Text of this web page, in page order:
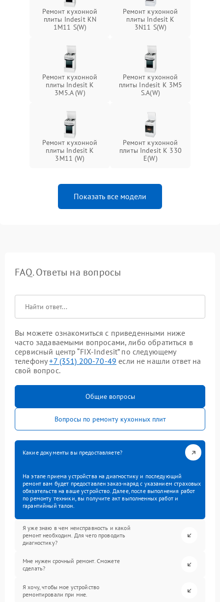
Ремонт кухонной
плиты Indesit KN
1M11 S(W)
Ремонт кухонной
плиты Indesit K
3N11 S(W)
Ремонт кухонной
плиты Indesit K
3M5.A (W)
Ремонт кухонной
плиты Indesit K 3M5
S.A(W)
Ремонт кухонной
плиты Indesit K
3M11 (W)
Ремонт кухонной
плиты Indesit K 330
E(W)
Показать все модели
FAQ. Ответы на вопросы
Вы можете ознакомиться с приведенными ниже
часто задаваемыми вопросами, либо обратиться в
сервисный центр “FIX-Indesit” по следующему
телефону+7 (351) 200-70-49 если не нашли ответ на
свой вопрос.
Общие вопросы
Вопросы по ремонту кухонных плит
Какие документы вы предоставляете?
На этапе приема устройства на диагностику и последующий
ремонт вам будет предоставлен заказ-наряд с указанием страховых
обязательств на ваше устройство. Далее, после выполнения работ
по ремонту техники, вы получите акт выполненных работ и
гарантийный талон.
Я уже знаю в чем неисправность и какой
ремонт необходим. Для чего проводить
диагностику?
Мне нужен срочный ремонт. Сможете
сделать?
Я хочу, чтобы мое устройство
ремонтировали при мне.